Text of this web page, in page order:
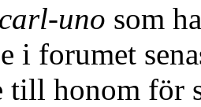
carl-uno som
i forumet
till honom för